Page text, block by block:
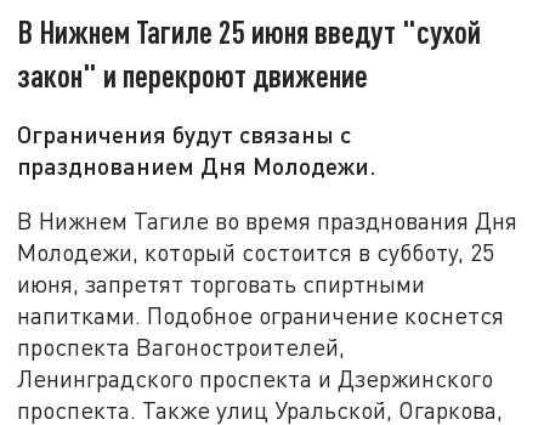
В Нижнем Тагиле 25 июня введут "сухой
закон" и перекроют движение
Ограничения будут связаны с
празднованием Дня Молодежи.
В Нижнем Тагиле во время празднования Дня
Молодежи, который состоится в субботу, 25
июня, запретят торговать спиртными
напитками. Подобное ограничение коснется
проспекта Вагоностроителей,
Ленинградского проспекта и Дзержинского
проспекта. Также улиц Уральской, Огаркова,